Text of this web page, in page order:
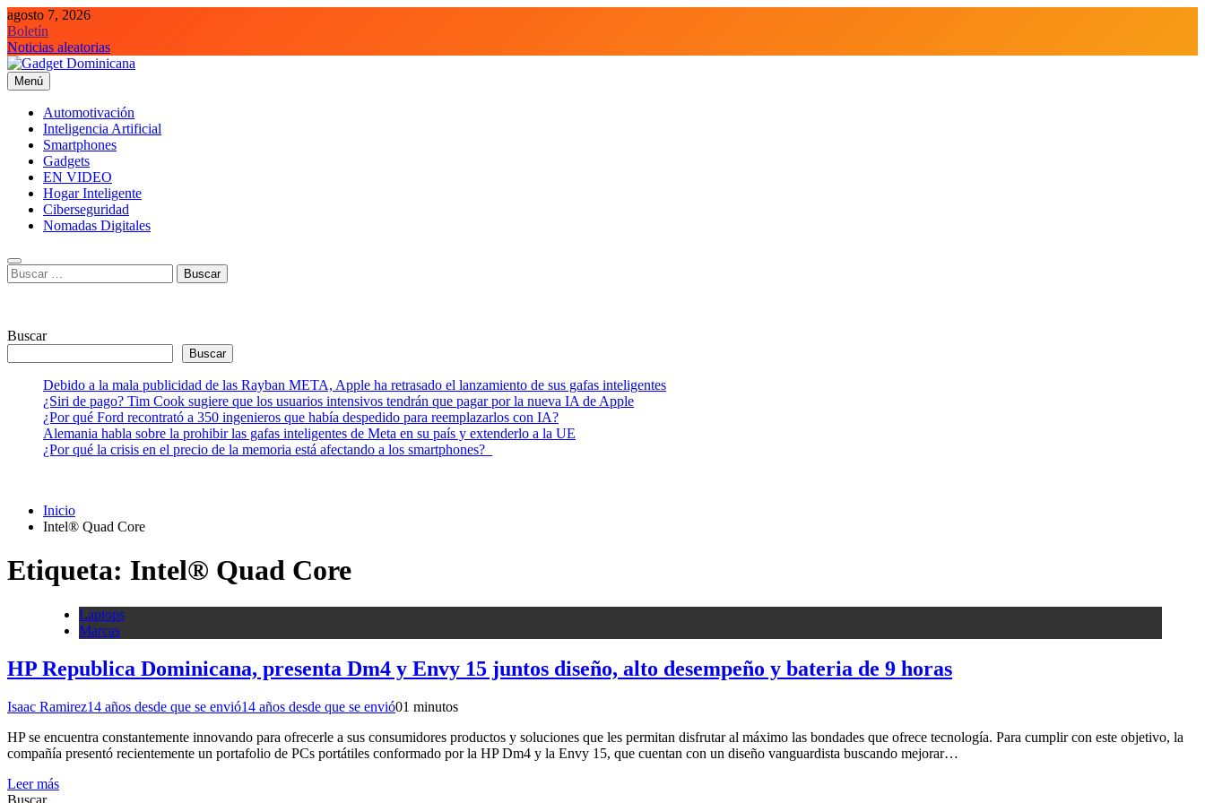
Saltar
al
contenido
agosto 7, 2026
Boletín
Noticias aleatorias
Gadget Dominicana
Gadgets, Autos y Tecnología de consumo
Menú
Automotivación
Inteligencia Artificial
Smartphones
Gadgets
EN VIDEO
Hogar Inteligente
Ciberseguridad
Nomadas Digitales
Buscar:
Buscar
Buscar
Debido a la mala publicidad de las Rayban META, Apple ha retrasado el lanzamiento de sus gafas inteligentes
¿Siri de pago? Tim Cook sugiere que los usuarios intensivos tendrán que pagar por la nueva IA de Apple
¿Por qué Ford recontrató a 350 ingenieros que había despedido para reemplazarlos con IA?
Alemania habla sobre la prohibir las gafas inteligentes de Meta en su país y extenderlo a la UE
¿Por qué la crisis en el precio de la memoria está afectando a los smartphones?
Inicio
Intel® Quad Core
Etiqueta: Intel® Quad Core
Laptops
Marcas
HP Republica Dominicana, presenta Dm4 y Envy 15 juntos diseño, alto desempeño y bateria de 9 horas
Isaac Ramirez14 años desde que se envió14 años desde que se envió01 minutos
HP se encuentra constantemente innovando para ofrecerle a sus consumidores productos y soluciones que les permitan disfrutar al máximo las bondades que ofrece tecnología. Para cumplir con este objetivo, la
compañía presentó recientemente un portafolio de PCs portátiles conformado por la HP Dm4 y la Envy 15, que cuentan con un diseño vanguardista buscando mejorar…
Leer más
Buscar